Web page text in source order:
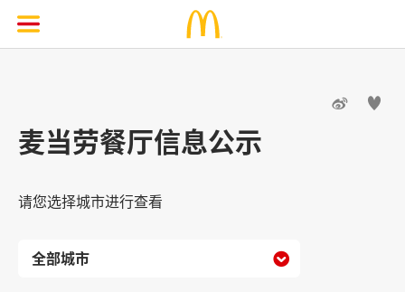
 
麦当劳餐厅信息公示
请您选择城市进行查看
